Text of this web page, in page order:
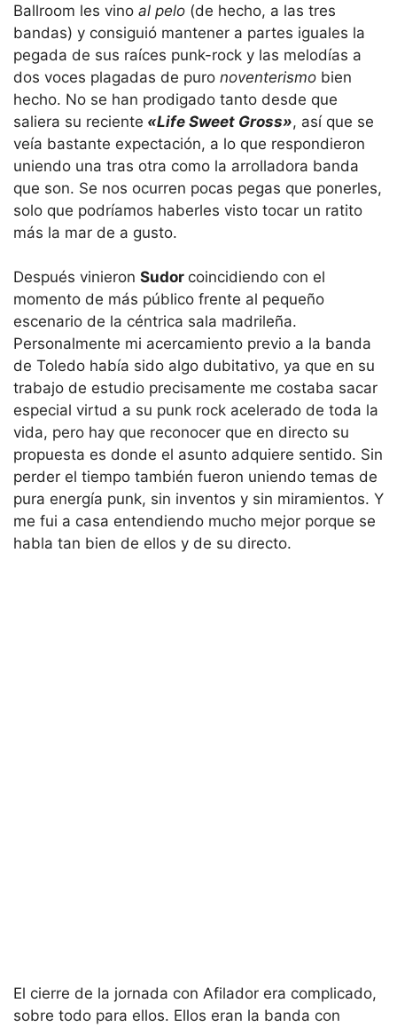
Ballroom les vino al pelo (de hecho, a las tres
bandas) y consiguió mantener a partes iguales la
pegada de sus raíces punk-rock y las melodías a
dos voces plagadas de puro noventerismo bien
hecho. No se han prodigado tanto desde que
saliera su reciente «Life Sweet Gross», así que se
veía bastante expectación, a lo que respondieron
uniendo una tras otra como la arrolladora banda
que son. Se nos ocurren pocas pegas que ponerles,
solo que podríamos haberles visto tocar un ratito
más la mar de a gusto.
Después vinieron Sudor coincidiendo con el
momento de más público frente al pequeño
escenario de la céntrica sala madrileña.
Personalmente mi acercamiento previo a la banda
de Toledo había sido algo dubitativo, ya que en su
trabajo de estudio precisamente me costaba sacar
especial virtud a su punk rock acelerado de toda la
vida, pero hay que reconocer que en directo su
propuesta es donde el asunto adquiere sentido. Sin
perder el tiempo también fueron uniendo temas de
pura energía punk, sin inventos y sin miramientos. Y
me fui a casa entendiendo mucho mejor porque se
habla tan bien de ellos y de su directo.
El cierre de la jornada con Afilador era complicado,
sobre todo para ellos. Ellos eran la banda con